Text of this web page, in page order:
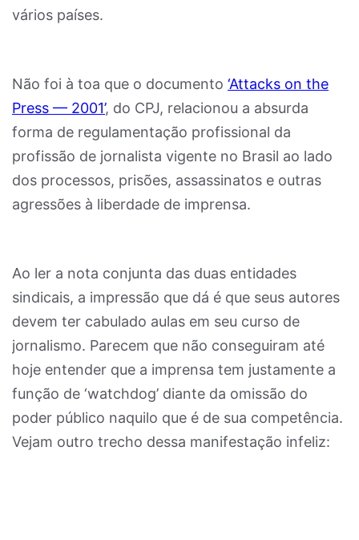
vários países.
Não foi à toa que o documento ‘Attacks on the
Press — 2001’, do CPJ, relacionou a absurda
forma de regulamentação profissional da
profissão de jornalista vigente no Brasil ao lado
dos processos, prisões, assassinatos e outras
agressões à liberdade de imprensa.
Ao ler a nota conjunta das duas entidades
sindicais, a impressão que dá é que seus autores
devem ter cabulado aulas em seu curso de
jornalismo. Parecem que não conseguiram até
hoje entender que a imprensa tem justamente a
função de ‘watchdog’ diante da omissão do
poder público naquilo que é de sua competência.
Vejam outro trecho dessa manifestação infeliz: